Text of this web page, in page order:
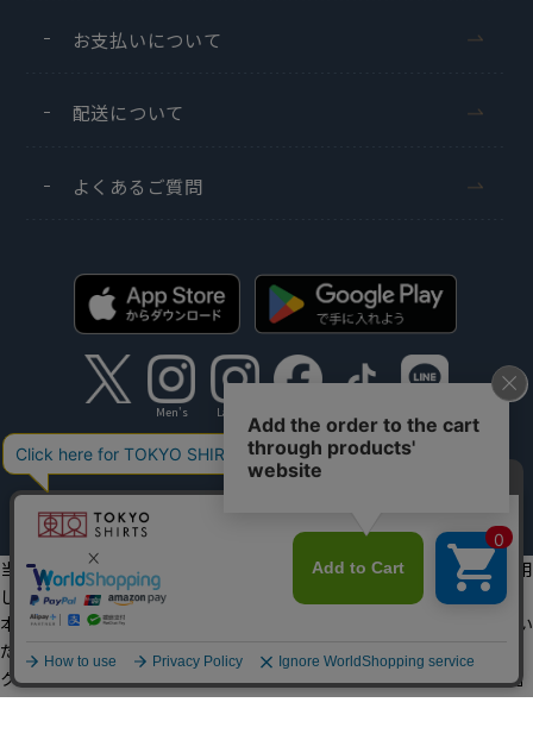
お支払いについて
配送について
よくあるご質問
Men's Ladies'
Copyright TOKYO SHIRTS Co.,Ltd. All rights reserved.
当社のウェブサイトでは、お客様の利便性向上のためにクッキーを利用
しています。
本ウェブサイトをこのままご利用になる場合、クッキーの使用に同意い
ただいたものとみなします。
クッキーを通じて収集する情報には、「お客様個人を特定できる情報」